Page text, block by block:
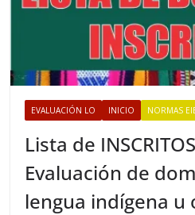
EVALUACIÓN LO INICIO NORMAS
Lista de
Evaluación de
lengua indígena u